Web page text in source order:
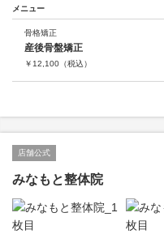
メニュー
骨格矯正
産後骨盤矯正
￥ 12,100 （税込）
店舗公式
みなもと整体院